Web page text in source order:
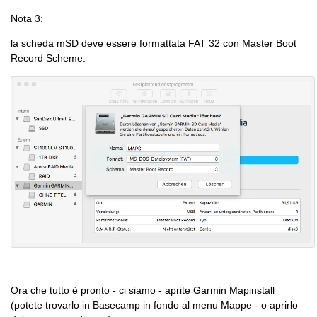
Nota 3:
la scheda mSD deve essere formattata FAT 32 con Master Boot
Record Scheme:
Ora che tutto è pronto - ci siamo - aprite Garmin Mapinstall
(potete trovarlo in Basecamp in fondo al menu Mappe - o aprirlo